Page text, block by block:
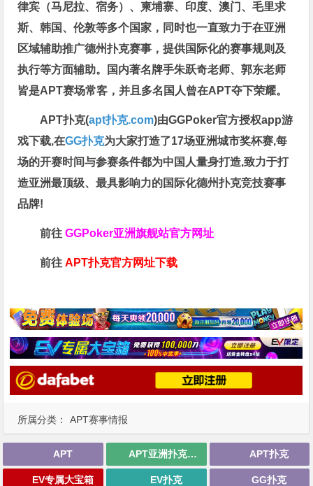
所属分类： APT赛事情报
律宾（马尼拉、宿务）、柬埔寨、印度、澳门、毛里求
斯、韩国、伦敦等多个国家，同时也一直致力于在亚洲
区域辅助推广德州扑克赛事，提供国际化的赛事规则及
执行等方面辅助。国内著名牌手朱跃奇老师、郭东老师
皆是APT赛场常客，并且多名国人曾在APT夺下荣耀。
APT扑克(apt扑克.com)由GGPoker官方授权app游
戏下载,在GG扑克为大家打造了17场亚洲城市奖杯赛,每
场的开赛时间与参赛条件都为中国人量身打造,致力于打
造亚洲最顶级、最具影响力的国际化德州扑克竞技赛事
品牌!
前往GGPoker亚洲旗舰站官方网址
前往 APT扑克官方网址下载
APT APT亚洲扑克巡回赛 APT扑克
EV专属大宝箱 EV扑克 GG扑克